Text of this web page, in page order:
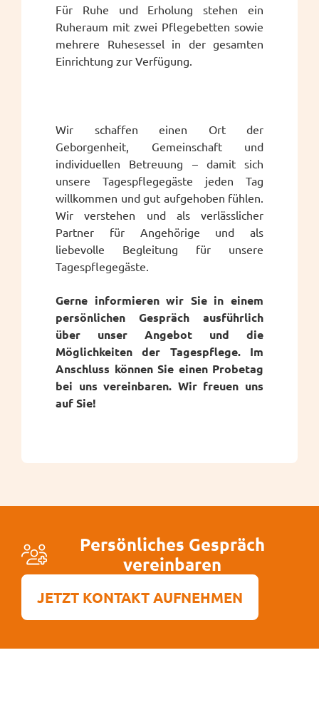
Für Ruhe und Erholung stehen ein
Ruheraum mit zwei Pflegebetten sowie
mehrere Ruhesessel in der gesamten
Einrichtung zur Verfügung.
Wir schaffen einen Ort der
Geborgenheit, Gemeinschaft und
individuellen Betreuung – damit sich
unsere Tagespflegegäste jeden Tag
willkommen und gut aufgehoben fühlen.
Wir verstehen und als verlässlicher
Partner für Angehörige und als
liebevolle Begleitung für unsere
Tagespflegegäste.
Gerne informieren wir Sie in einem
persönlichen Gespräch ausführlich
über unser Angebot und die
Möglichkeiten der Tagespflege. Im
Anschluss können Sie einen Probetag
bei uns vereinbaren. Wir freuen uns
auf Sie!
Persönliches Gespräch
vereinbaren
JETZT KONTAKT AUFNEHMEN